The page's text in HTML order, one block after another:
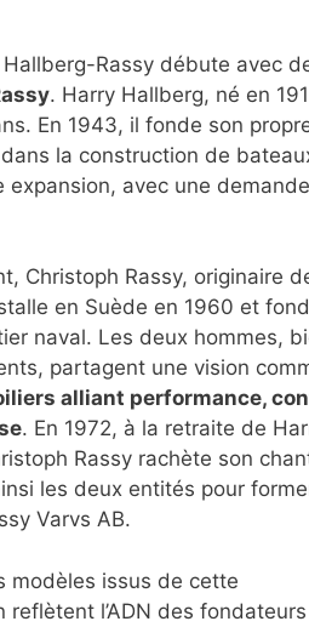
Hallberg-Rassy débute avec
. Harry Hallberg, né en
En 1943, il fonde son
la construction de
expansion, avec une
Christoph Rassy, originaire
en Suède en 1960 et
naval. Les deux hommes,
partagent une vision
alliant performance,
. En 1972, à la retraite de
Rassy rachète son
les deux entités pour
Varvs AB.
modèles issus de cette
reflètent l’ADN des